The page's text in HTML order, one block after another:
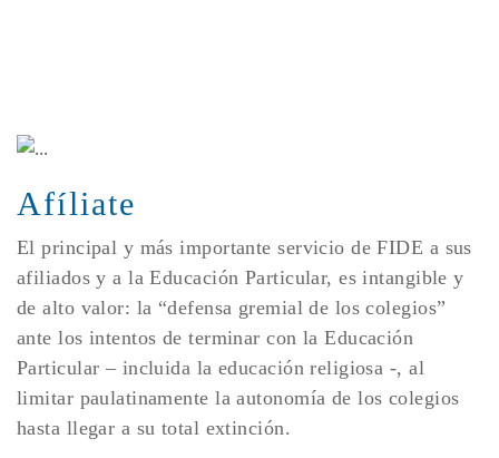
Afíliate
El principal y más importante servicio de FIDE a sus
afiliados y a la Educación Particular, es intangible y
de alto valor: la “defensa gremial de los colegios”
ante los intentos de terminar con la Educación
Particular – incluida la educación religiosa -, al
limitar paulatinamente la autonomía de los colegios
hasta llegar a su total extinción.